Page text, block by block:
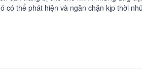
có thể phát hiện và ngăn chặn kịp thời